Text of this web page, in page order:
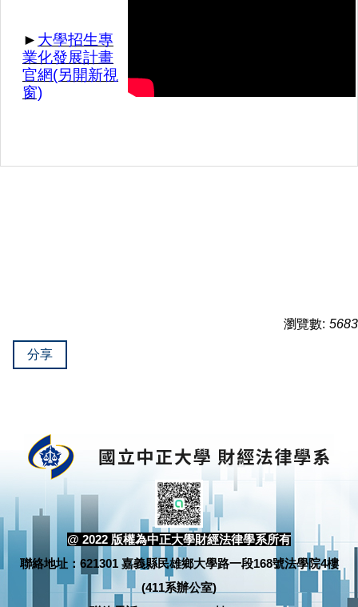
► 大學招生專
業化發展計畫
官網(另開新視
窗)
瀏覽數: 5683
分享
@ 2022 版權為中正大學財經法律學系所有
聯絡地址：621301 嘉義縣民雄鄉大學路一段168號法學院4樓
(411系辦公室)